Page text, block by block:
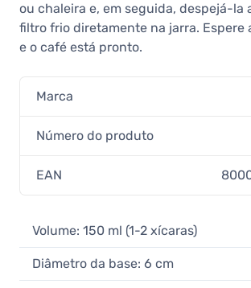
ou chaleira e, em seguida, despejá-la
filtro frio diretamente na jarra. Espere
e o café está pronto.
Marca
Número do produto
EAN
Volume: 150 ml (1-2 xícaras)
Diâmetro da base: 6 cm